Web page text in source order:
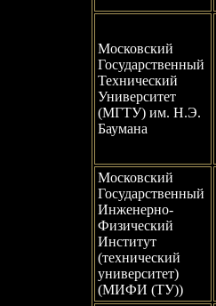
Московский
Государственный
Технический
Университет
(МГТУ) им. Н.Э.
Баумана
Московский
Государственный
Инженерно-
Физический
Институт
(технический
университет)
(МИФИ (ТУ))